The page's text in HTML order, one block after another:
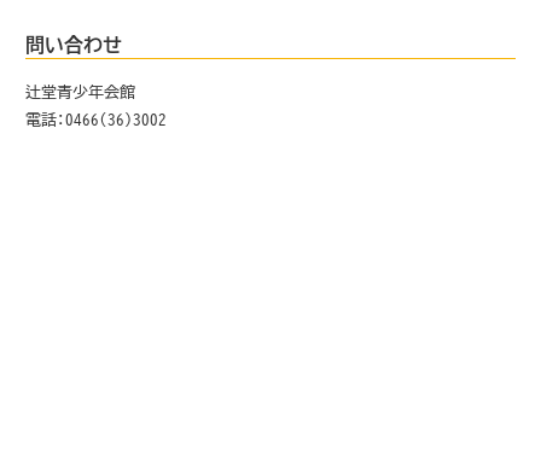
問い合わせ
辻堂青少年会館
電話:0466(36)3002